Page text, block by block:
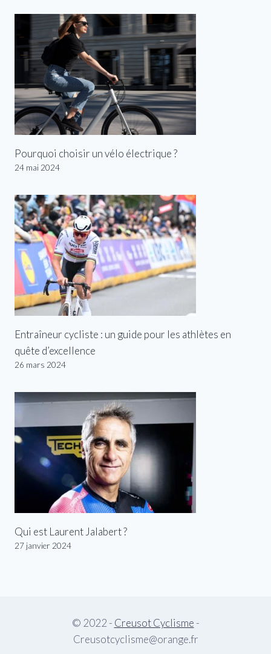
Pourquoi choisir un vélo électrique ?
24 mai 2024
Entraîneur cycliste : un guide pour les athlètes en
quête d’excellence
26 mars 2024
Qui est Laurent Jalabert ?
27 janvier 2024
© 2022 - Creusot Cyclisme -
Creusotcyclisme@orange.fr